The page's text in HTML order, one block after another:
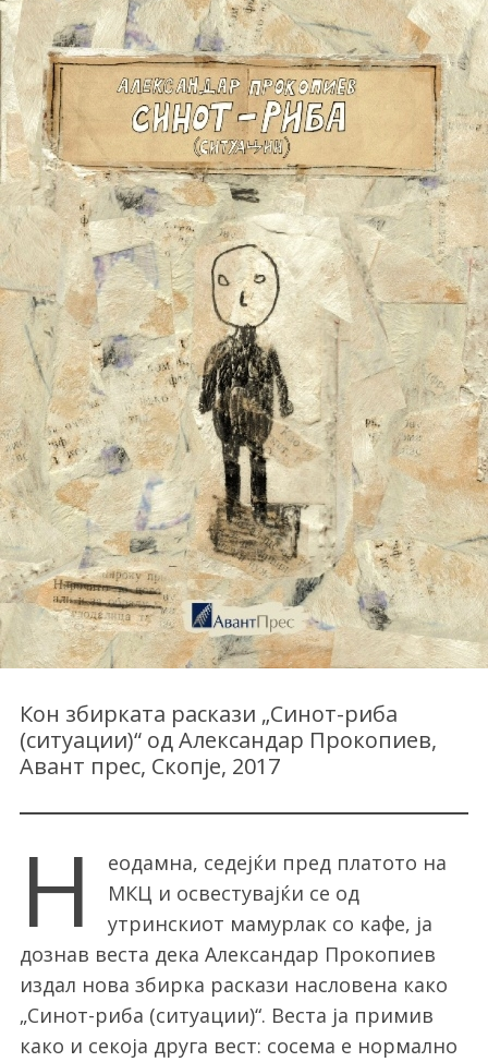
Кон збирката раскази „Синот-риба
(ситуации)“ од Александар Прокопиев,
Авант прес, Скопје, 2017
Н
еодамна, седејќи пред платото на
МКЦ и освестувајќи се од
утринскиот мамурлак со кафе, ја
дознав веста дека Александар Прокопиев
издал нова збирка раскази насловена како
„Синот-риба (ситуации)“. Веста ја примив
како и секоја друга вест: сосема е нормално